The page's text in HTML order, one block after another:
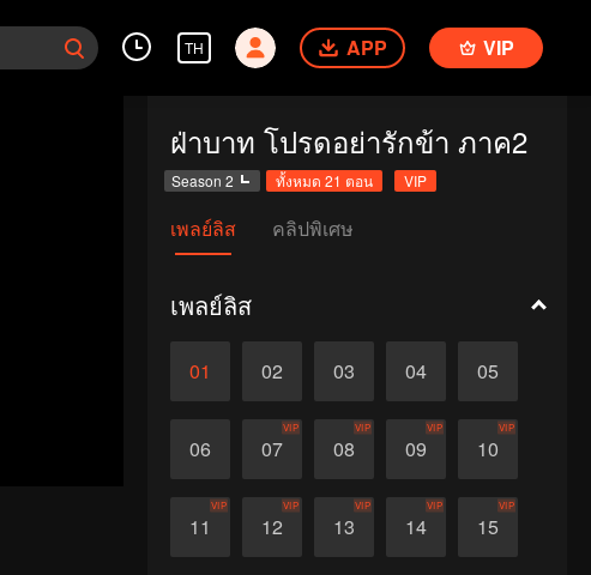
TH APP VIP
ฝ่าบาท โปรดอย่ารักข้า ภาค2
Season 2 ทั้งหมด 21 ตอน VIP
เพลย์ลิส คลิปพิเศษ
เพลย์ลิส
01 02 03 04 05
06 07
VIP
08
VIP
09
VIP
10
VIP
11
VIP
12
VIP
13
VIP
14
VIP
15
VIP